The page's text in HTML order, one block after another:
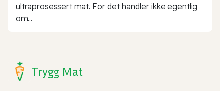
ultraprosessert mat. For det handler ikke egentlig
om...
Trygg Mat